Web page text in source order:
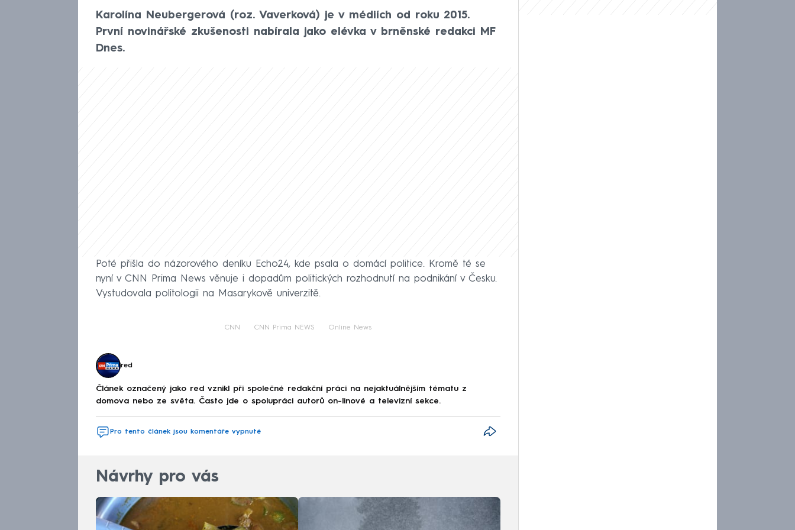
Karolína Neubergerová (roz. Vaverková) je v médiích od roku 2015.
První novinářské zkušenosti nabírala jako elévka v brněnské redakci MF
Dnes.
Poté přišla do názorového deníku Echo24, kde psala o domácí politice. Kromě té se
nyní v CNN Prima News věnuje i dopadům politických rozhodnutí na podnikání v Česku.
Vystudovala politologii na Masarykově univerzitě.
CNN CNN Prima NEWS Online News
red
Článek označený jako red vznikl při společné redakční práci na nejaktuálnějším tématu z
domova nebo ze světa. Často jde o spolupráci autorů on-linové a televizní sekce.
Pro tento článek jsou komentáře vypnuté
Návrhy pro vás